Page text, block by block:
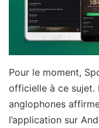
Pour le moment,
officielle à ce sujet.
anglophones
l’application sur